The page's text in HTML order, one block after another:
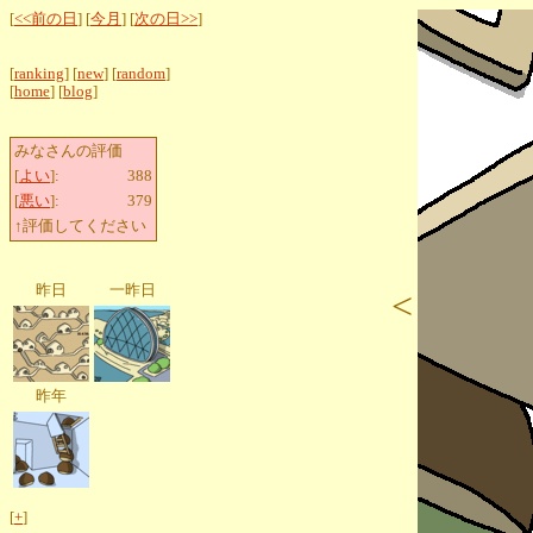
[<<前の日 ] [今月 ] [次の日>>]
[ranking] [new] [random]
[home] [blog]
みなさんの評価
[よい]:
388
[悪い]:
379
↑評価してください
昨日 一昨日
昨年
[+]
<